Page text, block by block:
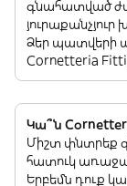
գնահատված
Ձեր պատվերի
Cornetteria
Կա՞ն
Միշտ փնտրեք
հատուկ
Երբեմն դուք